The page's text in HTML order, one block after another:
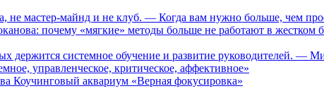
не мастер-майнд и не клуб. — Когда вам нужно больше, чем
почему «мягкие» методы больше не работают в жестком
держится системное обучение и развитие руководителей. —
управленческое, критическое, аффективное»
Коучинговый аквариум «Верная фокусировка»